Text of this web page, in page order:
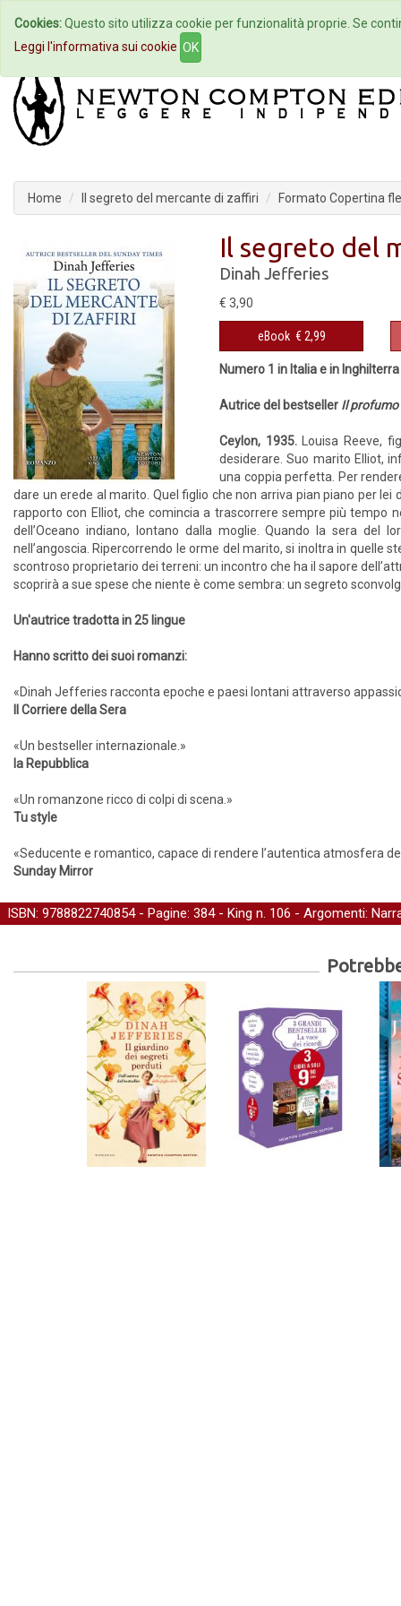
Home Autori Eventi
Home Il segreto del mercante di zaffiri Formato Copertina
Il segreto del
Dinah Jefferies
€ 3,90
eBook € 2,99
Numero 1 in Italia e in Inghilterra
Autrice del bestseller Il profumo
Ceylon, 1935.Louisa Reeve,
desiderare. Suo marito Elliot,
una coppia perfetta. Per
dare un erede al marito. Quel figlio che non arriva pian piano per
rapporto con Elliot, che comincia a trascorrere sempre più tempo
dell’Oceano indiano, lontano dalla moglie. Quando la sera del
nell’angoscia. Ripercorrendo le orme del marito, si inoltra in quelle
scontroso proprietario dei terreni: un incontro che ha il sapore
scoprirà a sue spese che niente è come sembra: un segreto
Un'autrice tradotta in 25 lingue
Hanno scritto dei suoi romanzi:
«Dinah Jefferies racconta epoche e paesi lontani attraverso
Il Corriere della Sera
«Un bestseller internazionale.»
la Repubblica
«Un romanzone ricco di colpi di scena.»
Tu style
«Seducente e romantico, capace di rendere l’autentica atmosfera
Sunday Mirror
ISBN: 9788822740854 - Pagine: 384 - King n. 106 - Argomenti:
Cookies:Questo sito utilizza cookie per funzionalità proprie. Se
Leggi l'informativa sui cookie OK